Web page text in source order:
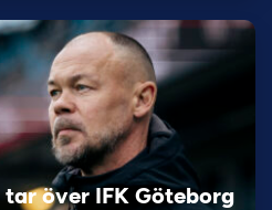
över IFK Göteborg